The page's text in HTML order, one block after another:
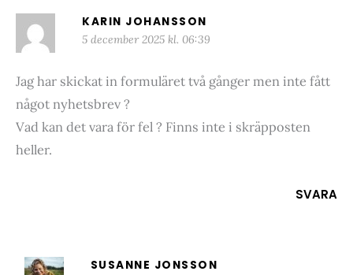
KARIN JOHANSSON
5 december 2025 kl. 06:39
Jag har skickat in formuläret två gånger men inte fått
något nyhetsbrev ?
Vad kan det vara för fel ? Finns inte i skräpposten
heller.
SVARA
SUSANNE JONSSON